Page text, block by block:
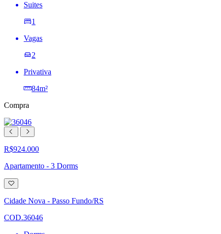
Suites
1
Vagas
2
Privativa
84m²
Compra
R$924.000
Apartamento - 3 Dorms
Adicionar
à
lista
de
Cidade Nova - Passo Fundo/RS
COD.36046